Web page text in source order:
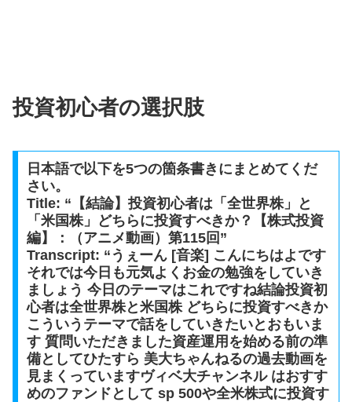
投資初心者の選択肢
日本語で以下を5つの箇条書きにまとめてくだ
さい。
Title: “【結論】投資初心者は「全世界株」と
「米国株」どちらに投資すべきか？【株式投資
編】：（アニメ動画）第115回”
Transcript: “うぇーん [音楽] こんにちはよです
それでは今日も元気よくお金の勉強をしていき
ましょう 今日のテーマはこれですね結論投資初
心者は全世界株と米国株 どちらに投資すべきか
こういうテーマで話をしていきたいとおもいま
す 質問いただきました資産運用を始める前の準
備としてひたすら 美大ちゃんねるの過去動画を
見まくっていますヴィベ大チャンネル はおすす
めのファンドとして sp 500や全米株式に投資す